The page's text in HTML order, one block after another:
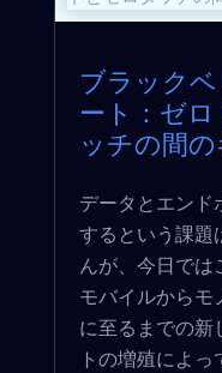
ブラック
ート：ゼ
ッチの間
データとエンド
するという課題
んが、今日では
モバイルからモ
に至るまでの新
トの増殖によ